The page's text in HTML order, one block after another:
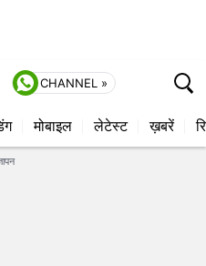
CHANNEL »
मोबाइल लेटेस्ट ख़बरें